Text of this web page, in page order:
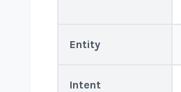
Entity
Intent